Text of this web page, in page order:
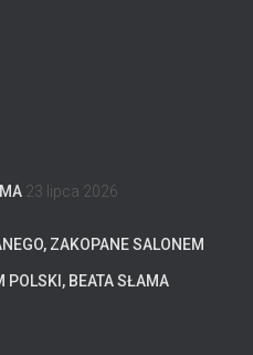
23 lipca 2026
ZAKOPANE SALONEM
POLSKI, BEATA SŁAMA